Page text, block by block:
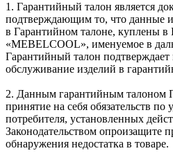
1. Гарантийный талон является
подтверждающим то, что данные
в Гарантийном талоне, куплены в
«MEBELCOOL», именуемое в
Гарантийный талон подтверждает
обслуживание изделий в
2. Данным гарантийным талоном
принятие на себя обязательств
потребителя, установленных
Законодательством опроизащите
обнаружения недостатка в товаре.